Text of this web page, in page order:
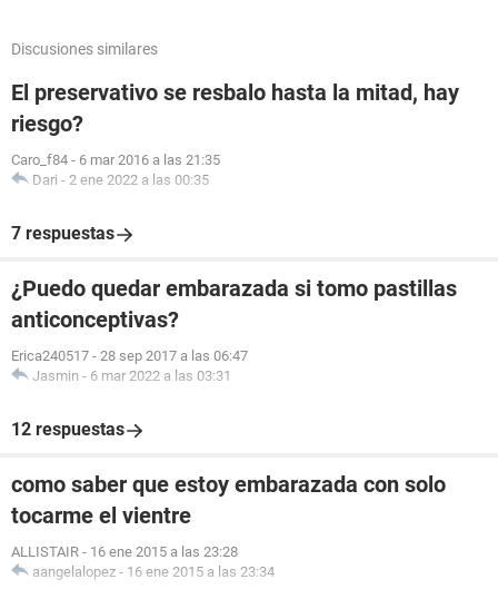
Discusiones similares
El preservativo se resbalo hasta la mitad, hay
riesgo?
Caro_f84 - 6 mar 2016 a las 21:35
Dari - 2 ene 2022 a las 00:35
7 respuestas
¿Puedo quedar embarazada si tomo pastillas
anticonceptivas?
Erica240517 - 28 sep 2017 a las 06:47
Jasmin - 6 mar 2022 a las 03:31
12 respuestas
como saber que estoy embarazada con solo
tocarme el vientre
ALLISTAIR - 16 ene 2015 a las 23:28
aangelalopez - 16 ene 2015 a las 23:34